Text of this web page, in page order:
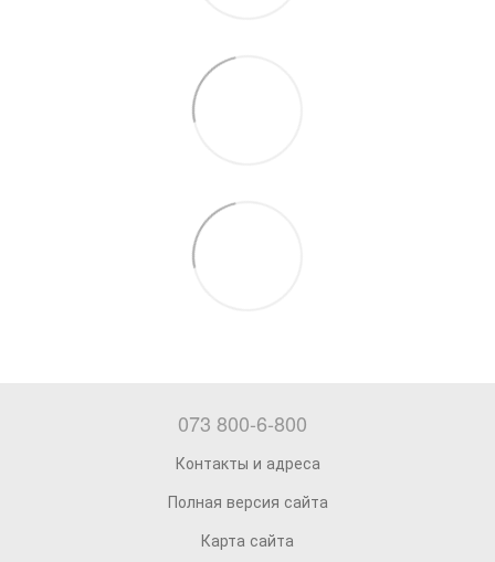
073 800-6-800
Контакты и адреса
Полная версия сайта
Карта сайта